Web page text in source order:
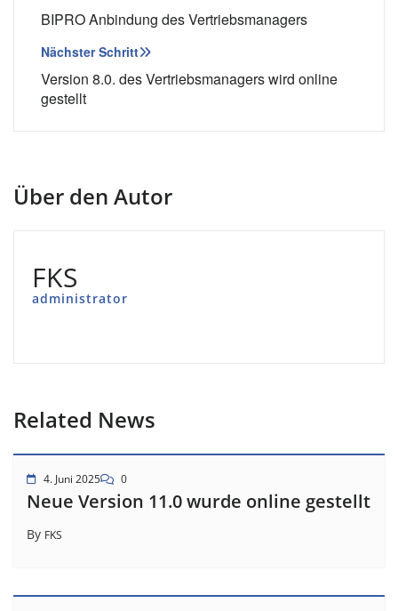
BIPRO Anbindung des Vertriebsmanagers
Nächster Schritt
Version 8.0. des Vertriebsmanagers wird online
gestellt
Über den Autor
FKS
administrator
Related News
4. Juni 2025 0
Neue Version 11.0 wurde online gestellt
By FKS